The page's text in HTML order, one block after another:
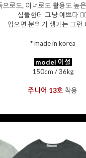
으로도, 이너로도 활용도 높
심플한데 그냥 예쁘다
입으면 분위기 생기는 그런
* made in korea
model 이설
150cm / 36kg
주니어 13호 착용